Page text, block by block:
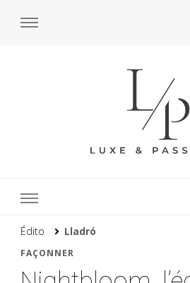
Édito Lladró
FAÇONNER